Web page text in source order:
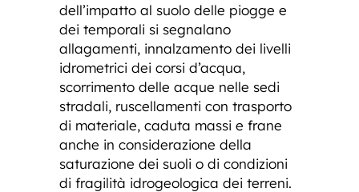
dell’impatto al suolo delle piogge e
dei temporali si segnalano
allagamenti, innalzamento dei livelli
idrometrici dei corsi d’acqua,
scorrimento delle acque nelle sedi
stradali, ruscellamenti con trasporto
di materiale, caduta massi e frane
anche in considerazione della
saturazione dei suoli o di condizioni
di fragilità idrogeologica dei terreni.